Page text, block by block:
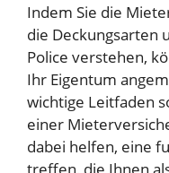
Indem Sie die
die Deckungsarten
Police verstehen,
Ihr Eigentum
wichtige Leitfaden
einer
dabei helfen, eine
treffen, die Ihnen